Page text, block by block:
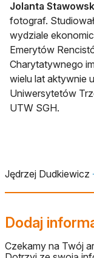
Jolanta
fotograf.
wydziale
Emerytów
Charytatywnego
wielu lat aktywnie
Uniwersytetów
UTW SGH.
Jędrzej Dudkiewicz
Dodaj
Czekamy na Twój